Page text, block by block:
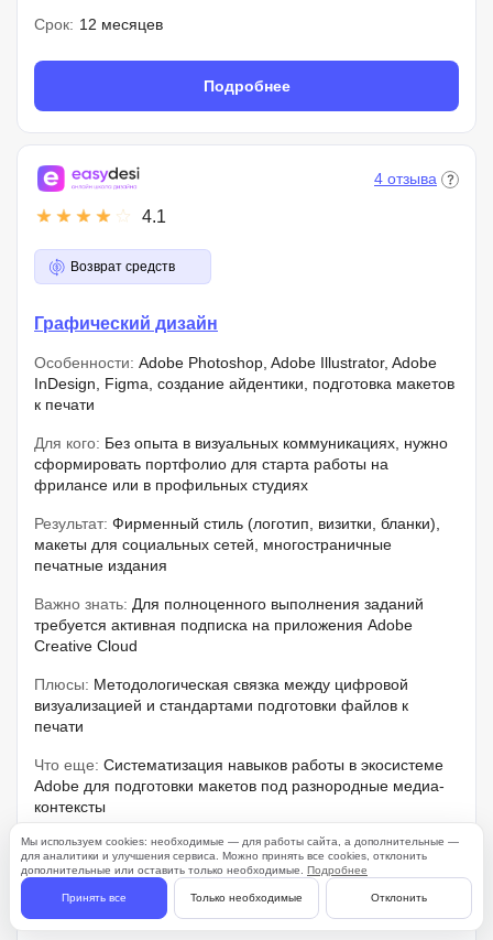
Срок: 12 месяцев
Подробнее
4.1
4 отзыва
Возврат средств
Графический дизайн
Особенности: Adobe Photoshop, Adobe Illustrator, Adobe
InDesign, Figma, создание айдентики, подготовка макетов
к печати
Для кого: Без опыта в визуальных коммуникациях, нужно
сформировать портфолио для старта работы на
фрилансе или в профильных студиях
Результат: Фирменный стиль (логотип, визитки, бланки),
макеты для социальных сетей, многостраничные
печатные издания
Важно знать: Для полноценного выполнения заданий
требуется активная подписка на приложения Adobe
Creative Cloud
Плюсы: Методологическая связка между цифровой
визуализацией и стандартами подготовки файлов к
печати
Что еще: Систематизация навыков работы в экосистеме
Adobe для подготовки макетов под разнородные медиа-
контексты
Формат:Лекции онлайн
4 занятия
Объем практики:80%
Мы используем cookies: необходимые — для работы сайта, а дополнительные —
для аналитики и улучшения сервиса. Можно принять все cookies, отклонить
дополнительные или оставить только необходимые. Подробнее
Принять все Только необходимые Отклонить